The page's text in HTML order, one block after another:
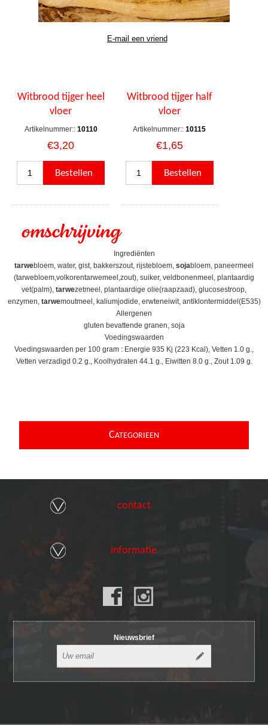
Witbrood tijger heel
vloer
Artikelnummer:: 10110
€3,20
Witbrood tijger half
vloer
Artikelnummer:: 10115
€1,65
omschrijving
Ingrediënten
tarwebloem, water, gist, bakkerszout, rijstebloem, sojabloem, paneermeel
(tarwebloem,volkorentarwemeel,zout), suiker, veldbonenmeel, plantaardig
vet(palm), tarwezetmeel, plantaardige olie(raapzaad), glucosestroop,
enzymen, tarwemoutmeel, kaliumjodide, erwteneiwit, antiklontermiddel(E535)
Allergenen
gluten bevattende granen, soja
Voedingswaarden
Voedingswaarden per 100 gram : Energie 935 Kj (223 Kcal), Vetten 1.0 g.,
Vetten verzadigd 0.2 g., Koolhydraten 44.1 g., Eiwitten 8.0 g., Zout 1.09 g.
CATEGORIEEN
contact
informatie
Nieuwsbrief